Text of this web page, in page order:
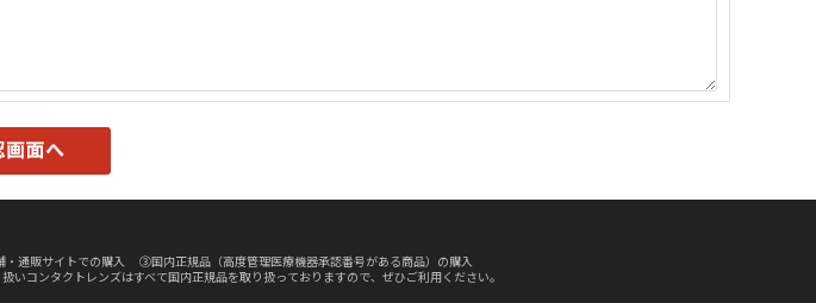
通販サイトでの購入 ③国内正規品（高度管理医療機器承認番号がある商品）の購入
コンタクトレンズはすべて国内正規品を取り扱っておりますので、ぜひご利用ください。